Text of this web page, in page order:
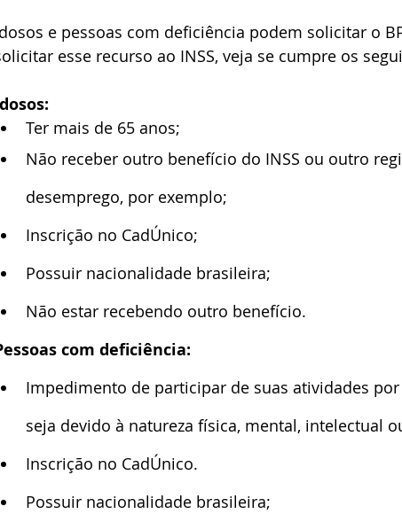
e pessoas com deficiência podem solicitar o
esse recurso ao INSS, veja se cumpre os
Ter mais de 65 anos;
Não receber outro benefício do INSS ou outro
desemprego, por exemplo;
Inscrição no CadÚnico;
Possuir nacionalidade brasileira;
Não estar recebendo outro benefício.
com deficiência:
Impedimento de participar de suas atividades
seja devido à natureza física, mental, intelectual
Inscrição no CadÚnico.
Possuir nacionalidade brasileira;